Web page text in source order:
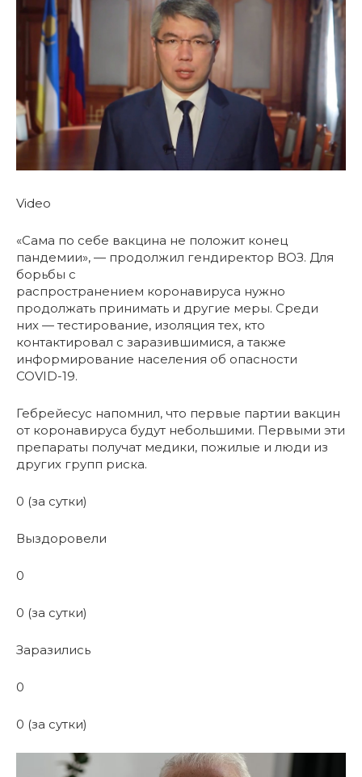
Video
«Сама по себе вакцина не положит конец
пандемии», — продолжил гендиректор ВОЗ. Для
борьбы с
распространением коронавируса нужно
продолжать принимать и другие меры. Среди
них — тестирование, изоляция тех, кто
контактировал с заразившимися, а также
информирование населения об опасности
COVID-19.
Гебрейесус напомнил, что первые партии вакцин
от коронавируса будут небольшими. Первыми эти
препараты получат медики, пожилые и люди из
других групп риска.
0 (за сутки)
Выздоровели
0
0 (за сутки)
Заразились
0
0 (за сутки)